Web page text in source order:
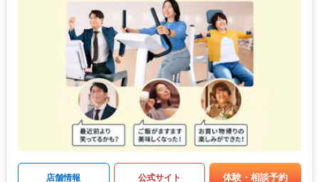
店舗情報 公式サイト 体験・相談予約